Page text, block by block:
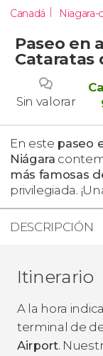
Canadá
Paseo en
Cataratas
Sin valorar
En este paseo
Niágara
más famosas
privilegiada.
DESCRIPCIÓN
Itinerario
A la hora
terminal de
Airport.